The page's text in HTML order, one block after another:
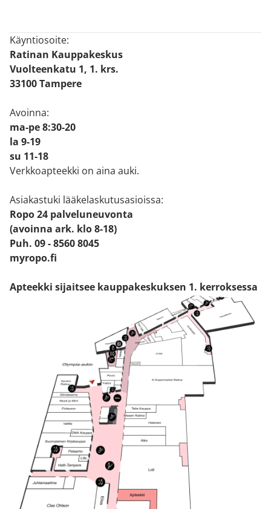
Käyntiosoite:
Ratinan Kauppakeskus
Vuolteenkatu 1, 1. krs.
33100 Tampere
Avoinna:
ma-pe 8:30-20
la 9-19
su 11-18
Verkkoapteekki on aina auki.
Asiakastuki lääkelaskutusasioissa:
Ropo 24 palveluneuvonta
(avoinna ark. klo 8-18)
Puh. 09 - 8560 8045
myropo.fi
Apteekki sijaitsee kauppakeskuksen 1. kerroksessa